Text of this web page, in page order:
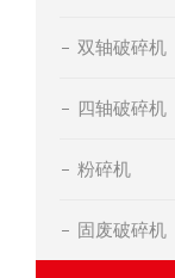
双轴破碎机
四轴破碎机
粉碎机
固废破碎机